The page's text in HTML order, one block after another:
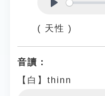
( 天性 )
音讀：
【白】thinn